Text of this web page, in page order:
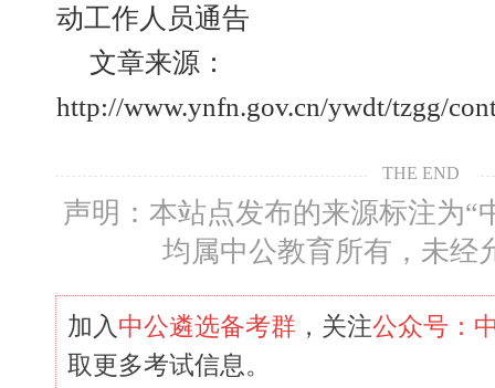
动工作人员通告
文章来源：
http://www.ynfn.gov.cn/ywdt/tzgg/
THE END
声明：本站点发布的来源标注为“
均属中公教育所有，未经
加入 中公遴选备考群 ，关注公众号：
取更多考试信息。